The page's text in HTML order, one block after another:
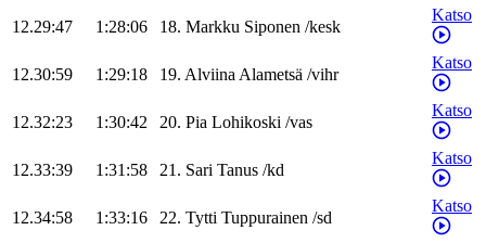
12.29:47 1:28:06 18. Markku Siponen /kesk
Katso
12.30:59 1:29:18 19. AlviinaAlametsä /vihr
Katso
12.32:23 1:30:42 20. Pia Lohikoski /vas
Katso
12.33:39 1:31:58 21. Sari Tanus /kd
Katso
12.34:58 1:33:16 22. Tytti Tuppurainen /sd
Katso